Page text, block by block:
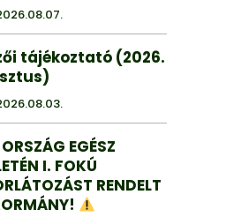
tájékoztató (2026.
EGÉSZ
I. FOKÚ
RENDELT